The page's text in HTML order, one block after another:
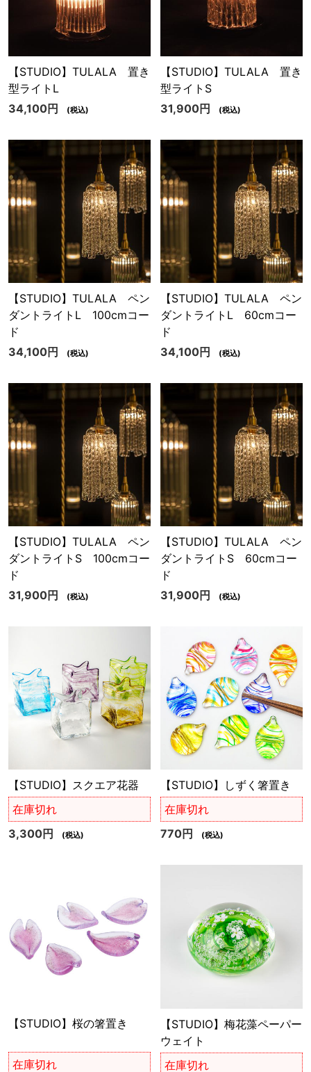
【STUDIO】TULALA 置き
型ライトL
34,100円
(税込)
【STUDIO】TULALA 置き
型ライトS
31,900円
(税込)
【STUDIO】TULALA ペン
ダントライトL 100cmコー
ド
34,100円
(税込)
【STUDIO】TULALA ペン
ダントライトL 60cmコー
ド
34,100円
(税込)
【STUDIO】TULALA ペン
ダントライトS 100cmコー
ド
31,900円
(税込)
【STUDIO】TULALA ペン
ダントライトS 60cmコー
ド
31,900円
(税込)
【STUDIO】スクエア花器
在庫切れ
3,300円
(税込)
【STUDIO】しずく箸置き
在庫切れ
770円
(税込)
【STUDIO】桜の箸置き
在庫切れ
【STUDIO】梅花藻ペーパー
ウェイト
在庫切れ